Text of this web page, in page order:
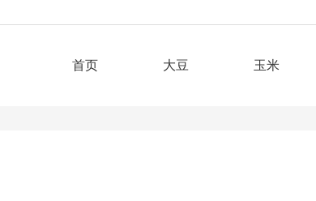
首页 大豆 玉米